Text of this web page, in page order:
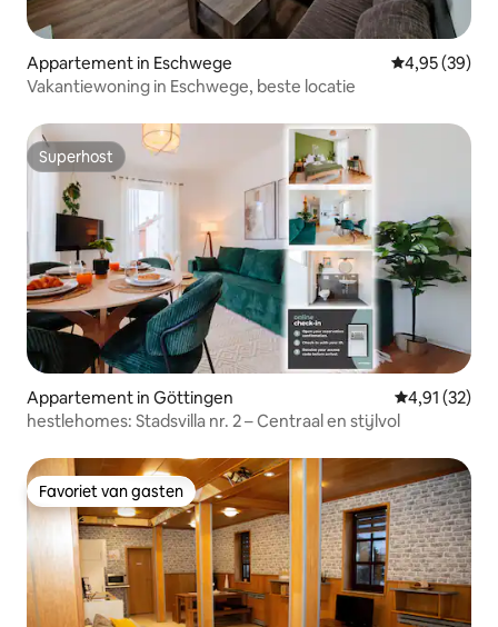
Appartement in Eschwege Gemiddelde
4,95 (39)
Vakantiewoning in Eschwege, beste locatie
Superhost
Superhost
Appartement in Göttingen Gemiddelde
4,91 (32)
hestlehomes: Stadsvilla nr. 2 – Centraal en stijlvol
Favoriet van gasten
Favoriet van gasten